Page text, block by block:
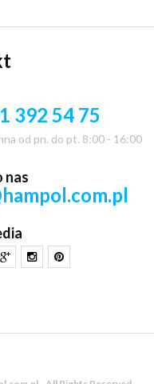
392 54 75
od pn. do pt. 8:00 - 16:00
nas